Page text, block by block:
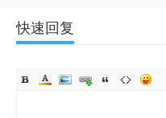
快速回复